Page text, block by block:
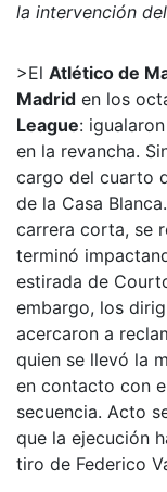
la intervención
>El Atlético de
Madrid en los
League:
en la revancha.
cargo del cuarto
de la Casa
carrera corta, se
terminó
estirada de
embargo, los
acercaron a
quien se llevó la
en contacto con
secuencia. Acto
que la ejecución
tiro de Federico